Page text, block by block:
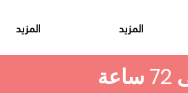
المزيد المزيد